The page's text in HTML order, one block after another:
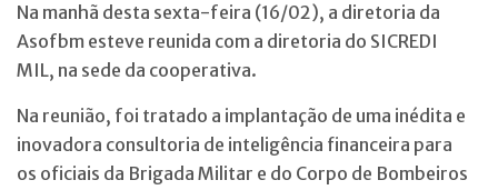
Na manhã desta sexta-feira (16/02), a diretoria da
Asofbm esteve reunida com a diretoria do SICREDI
MIL, na sede da cooperativa.
Na reunião, foi tratado a implantação de uma inédita e
inovadora consultoria de inteligência financeira para
os oficiais da Brigada Militar e do Corpo de Bombeiros